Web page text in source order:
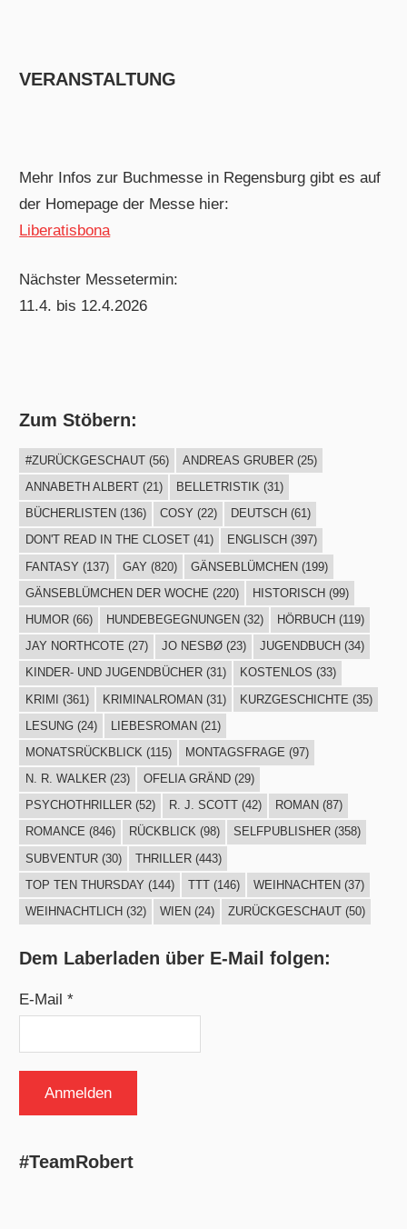
VERANSTALTUNG
Mehr Infos zur Buchmesse in Regensburg gibt es auf
der Homepage der Messe hier:
Liberatisbona
Nächster Messetermin:
11.4. bis 12.4.2026
Zum Stöbern:
#ZURÜCKGESCHAUT(56) ANDREAS GRUBER(25)
ANNABETH ALBERT(21) BELLETRISTIK(31)
BÜCHERLISTEN (136) COSY (22) DEUTSCH (61)
DON'T READ IN THE CLOSET(41) ENGLISCH (397)
FANTASY (137) GAY (820) GÄNSEBLÜMCHEN(199)
GÄNSEBLÜMCHEN DER WOCHE (220) HISTORISCH (99)
HUMOR(66) HUNDEBEGEGNUNGEN (32) HÖRBUCH (119)
JAY NORTHCOTE (27) JO NESBØ(23) JUGENDBUCH (34)
KINDER- UND JUGENDBÜCHER(31) KOSTENLOS (33)
KRIMI (361) KRIMINALROMAN(31) KURZGESCHICHTE (35)
LESUNG(24) LIEBESROMAN(21)
MONATSRÜCKBLICK (115) MONTAGSFRAGE (97)
N. R. WALKER(23) OFELIA GRÄND(29)
PSYCHOTHRILLER(52) R. J. SCOTT(42) ROMAN (87)
ROMANCE (846) RÜCKBLICK(98) SELFPUBLISHER(358)
SUBVENTUR(30) THRILLER(443)
TOP TEN THURSDAY (144) TTT(146) WEIHNACHTEN (37)
WEIHNACHTLICH (32) WIEN (24) ZURÜCKGESCHAUT(50)
Dem Laberladen über E-Mail folgen:
E-Mail *
#TeamRobert